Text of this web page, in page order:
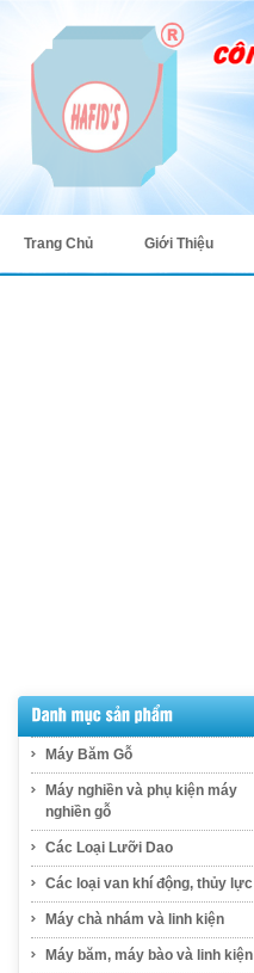
Trang Chủ Giới Thiệu
Máy Băm Gỗ
Máy nghiền và phụ kiện máy
nghiền gỗ
Các Loại Lưỡi Dao
Các loại van khí động, thủy lực
Máy chà nhám và linh kiện
Máy băm, máy bào và linh kiện